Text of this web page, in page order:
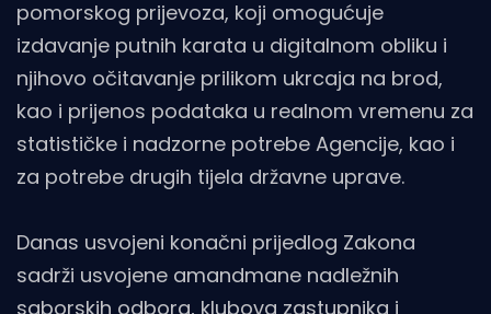
pomorskog prijevoza, koji omogućuje
izdavanje putnih karata u digitalnom obliku i
njihovo očitavanje prilikom ukrcaja na brod,
kao i prijenos podataka u realnom vremenu za
statističke i nadzorne potrebe Agencije, kao i
za potrebe drugih tijela državne uprave.
Danas usvojeni konačni prijedlog Zakona
sadrži usvojene amandmane nadležnih
saborskih odbora, klubova zastupnika i